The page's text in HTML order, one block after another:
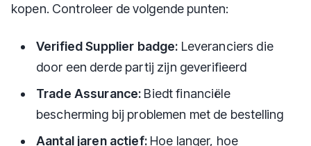
kopen. Controleer de volgende punten:
Verified Supplier badge: Leveranciers die
door een derde partij zijn geverifieerd
Trade Assurance: Biedt financiële
bescherming bij problemen met de bestelling
Aantal jaren actief:Hoe langer, hoe